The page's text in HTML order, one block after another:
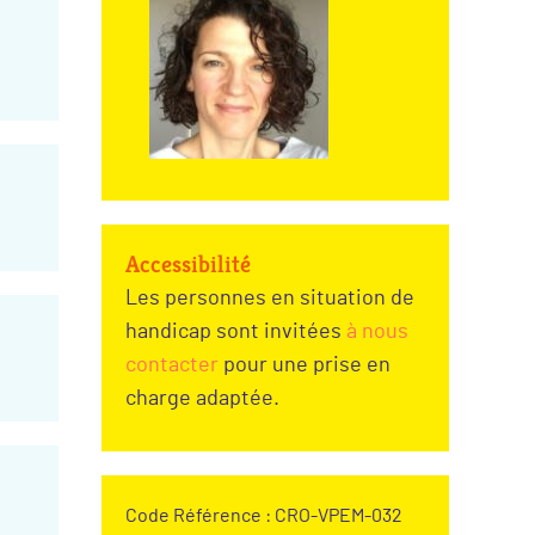
Accessibilité
Les personnes en situation de
handicap sont invitées à nous
contacter pour une prise en
charge adaptée.
Code Référence : CRO-VPEM-032